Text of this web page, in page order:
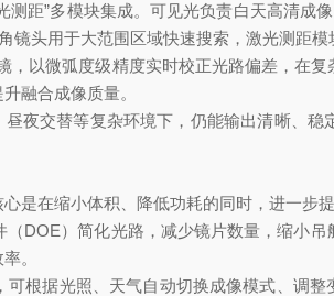
”多模块集成。可见光负责白天高清成
头用于大范围区域快速搜索，激光测距模
以微弧度级精度实时校正光路偏差，在
融合成像质量。
交替等复杂环境下，仍能输出清晰、稳
在缩小体积、降低功耗的同时，进一步提
）简化光路，减少镜片数量，缩小吊
。
据光照、天气自动切换成像模式、调整